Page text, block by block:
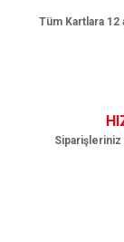
Tüm Kartlara 12
Siparişleriniz